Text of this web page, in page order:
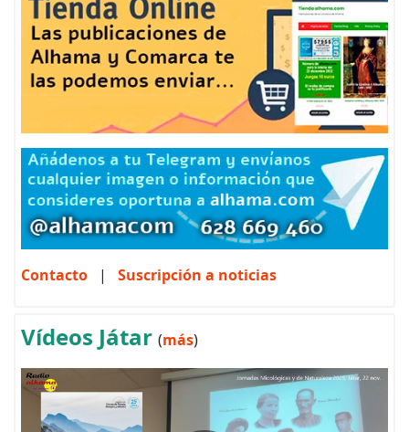
Contacto | Suscripción a noticias
Vídeos Játar (más)